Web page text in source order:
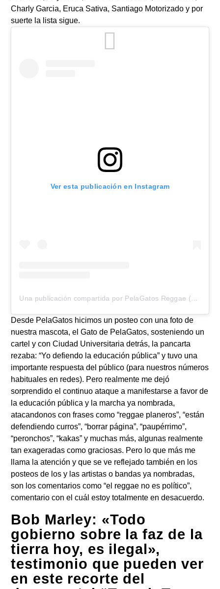
Charly Garcia, Eruca Sativa, Santiago Motorizado y por
suerte la lista sigue.
Ver esta publicación en Instagram
Una publicación compartida por PelaGatos Reggae (@pelagatosreggae)
Desde PelaGatos hicimos un posteo con una foto de
nuestra mascota, el Gato de PelaGatos, sosteniendo un
cartel y con Ciudad Universitaria detrás, la pancarta
rezaba:“Yo defiendo la educación pública” y tuvo una
importante respuesta del público (para nuestros números
habituales en redes). Pero realmente me dejó
sorprendido el continuo ataque a manifestarse a favor de
la educación pública y la marcha ya nombrada,
atacandonos con frases como “reggae planeros”, “están
defendiendo curros”, “borrar página”, “paupérrimo”,
“peronchos”, “kakas” y muchas más, algunas realmente
tan exageradas como graciosas. Pero lo que más me
llama la atención y que se ve reflejado también en los
posteos de los y las artistas o bandas ya nombradas,
son los comentarios como “el reggae no es político”,
comentario con el cuál estoy totalmente en desacuerdo.
Bob Marley: «Todo
gobierno sobre la faz de la
tierra hoy, es ilegal»,
testimonio que pueden ver
en este recorte del